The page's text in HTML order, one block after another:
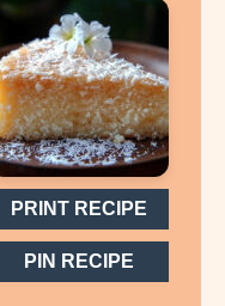
PRINT RECIPE
PIN RECIPE